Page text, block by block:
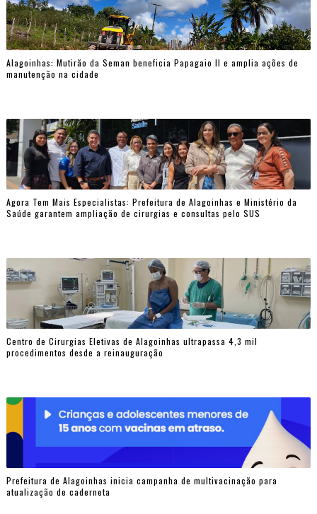
Alagoinhas: Mutirão da Seman beneficia Papagaio II e amplia ações de
manutenção na cidade
Agora Tem Mais Especialistas: Prefeitura de Alagoinhas e Ministério da
Saúde garantem ampliação de cirurgias e consultas pelo SUS
Centro de Cirurgias Eletivas de Alagoinhas ultrapassa 4,3 mil
procedimentos desde a reinauguração
Prefeitura de Alagoinhas inicia campanha de multivacinação para
atualização de caderneta